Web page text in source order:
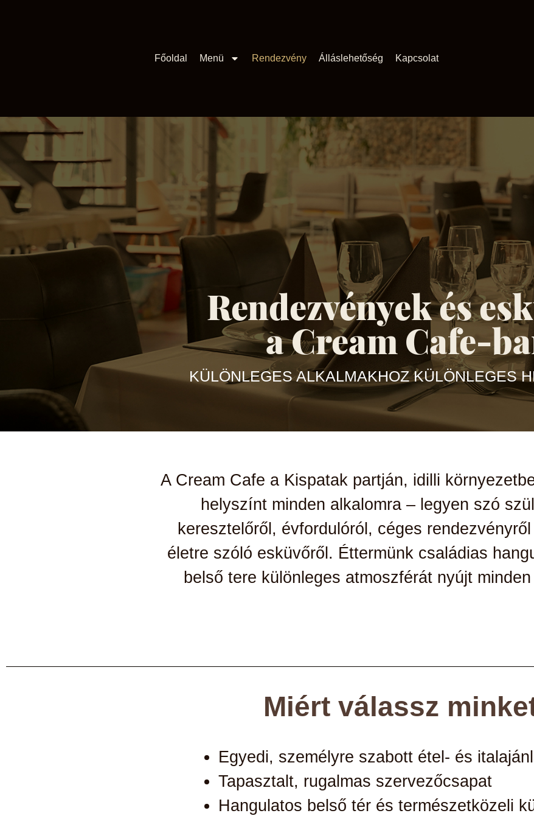
Főoldal Menü Rendezvény Álláslehetőség Kapcsolat
Rendezvények és
a Cream Cafe-
KÜLÖNLEGES ALKALMAKHOZ KÜLÖNLEGES
A Cream Cafe a Kispatak partján, idilli
helyszínt minden alkalomra – legyen szó
keresztelőről, évfordulóról, céges rendezvényről
életre szóló esküvőről. Éttermünk családias
belső tere különleges atmoszférát nyújt
Miért válassz
Egyedi, személyre szabott étel- és
Tapasztalt, rugalmas szervezőcsapat
Hangulatos belső tér és természetközeli